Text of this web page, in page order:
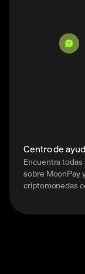
Centro de
Encuentra
sobre MoonPay
criptomonedas